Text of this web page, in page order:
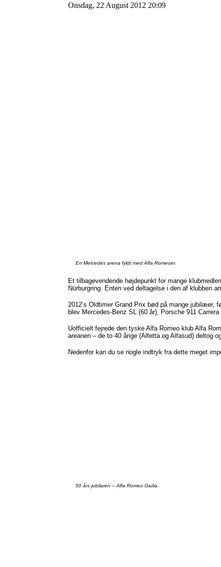
Onsdag, 22 August 2012 20:09
En Mercedes arena fyldtmed Alfa Romeoer.
Et tilbagevendende højdepunktfor mange
Nürburgring. Enten ved deltagelsei den af klubben
2012’s OldtimerGrand Prix bød påmange jubilæer,
blevMercedes-Benz SL (60 år), Porsche 911 Carrera
Uofficielt fejrededen tyskeAlfa Romeo klubAlfa
areanen– de to 40 årige(Alfetta og Alfasud) deltog
Nedenfor kandu se nogle indtryk fra dette meget
50 års jubilaren – Alfa Romeo Giulia.